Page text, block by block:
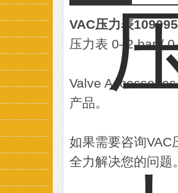
VAC压力表
压力表 0–2 bar /
Valve
产品。
如果需要咨询VAC
全力解决您的问题